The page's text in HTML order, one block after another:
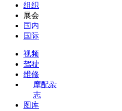
组织
展会
国内
国际
视频
驾驶
维修
摩配杂
志
图库